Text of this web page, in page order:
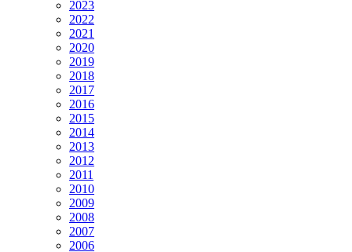
2023
2022
2021
2020
2019
2018
2017
2016
2015
2014
2013
2012
2011
2010
2009
2008
2007
2006